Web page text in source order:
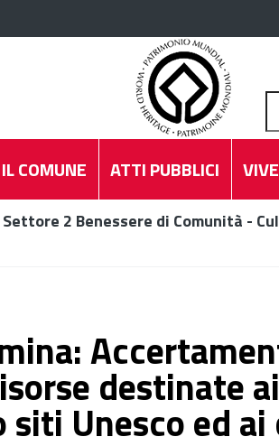
IL COMUNE ATTI PUBBLICI
2 Benessere di Comunità -
destinate
Unesco ed